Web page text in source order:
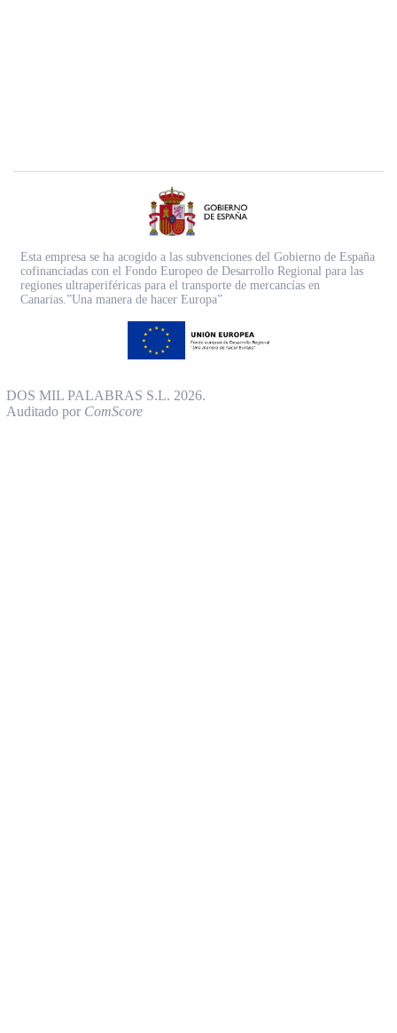
Esta empresa se ha acogido a las subvenciones del Gobierno de España
cofinanciadas con el Fondo Europeo de Desarrollo Regional para las
regiones ultraperiféricas para el transporte de mercancías en
Canarias.”Una manera de hacer Europa”
DOS MIL PALABRAS S.L. 2026.
Auditado por ComScore